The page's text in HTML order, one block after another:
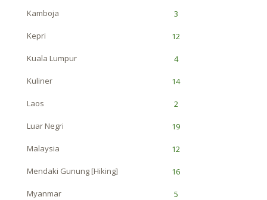
Kamboja 3
Kepri 12
Kuala Lumpur 4
Kuliner 14
Laos 2
Luar Negri 19
Malaysia 12
Mendaki Gunung [Hiking] 16
Myanmar 5